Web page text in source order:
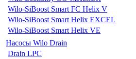
Wilo-SiBoost Smart FC Helix V
Wilo-SiBoost Smart Helix EXCEL
Wilo-SiBoost Smart Helix VE
Насосы Wilo Drain
Drain LPC